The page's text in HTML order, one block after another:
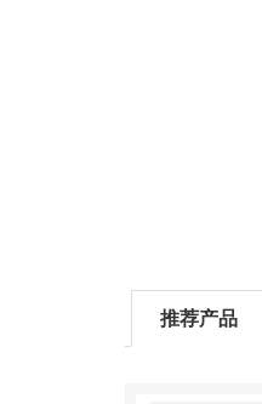
推荐产品